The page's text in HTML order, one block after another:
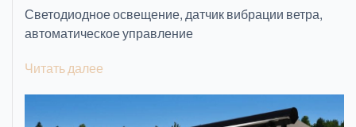
Защитные жалюзи
Светодиодное освещение, датчик вибрации ветра,
автоматическое управление
Читать далее